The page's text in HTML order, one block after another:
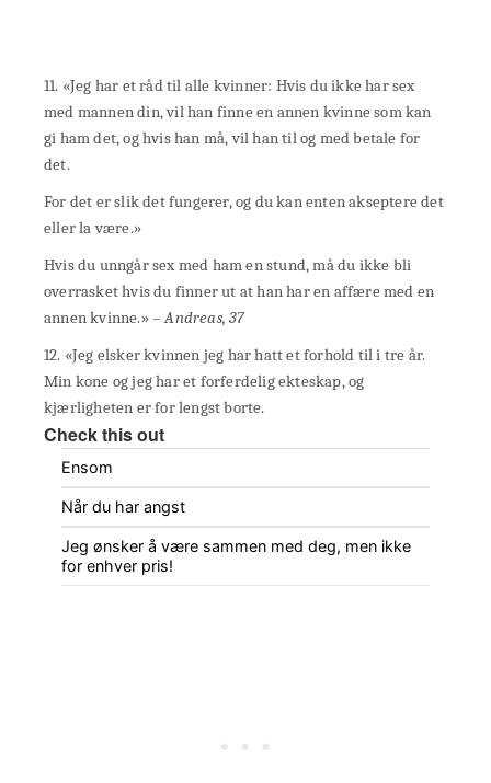
11. «Jeg har et råd til alle kvinner: Hvis du ikke har sex
med mannen din, vil han finne en annen kvinne som kan
gi ham det, og hvis han må, vil han til og med betale for
det.
For det er slik det fungerer, og du kan enten akseptere det
eller la være.»
Hvis du unngår sex med ham en stund, må du ikke bli
overrasket hvis du finner ut at han har en affære med en
annen kvinne.»– Andreas, 37
12. «Jeg elsker kvinnen jeg har hatt et forhold til i tre år.
Min kone og jeg har et forferdelig ekteskap, og
kjærligheten er for lengst borte.
Check this out
Ensom
Når du har angst
Jeg ønsker å være sammen med deg, men ikke
for enhver pris!